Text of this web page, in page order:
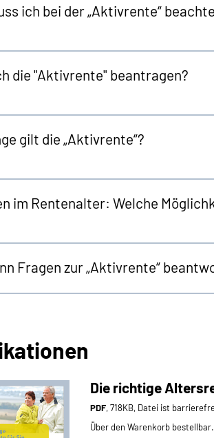
ich bei der „Aktivrente“
die "Aktivrente" beantragen?
gilt die „Aktivrente“?
im Rentenalter: Welche
Fragen zur „Aktivrente“
Die richtige
PDF, 718KB, Datei ist
Über den Warenkorb bestellbar.